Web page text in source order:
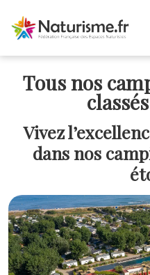
Tous nos
Vivez
dans nos